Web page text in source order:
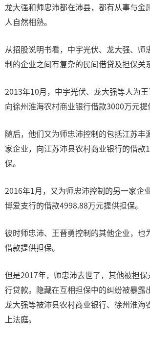
龙大强和师忠沛都在沛县，都有从事与金
人自然相熟。
从招股说明书看，中宇光伏、龙大强、师
制的企业之间有复杂的民间借贷及担保关
2013年10月，中宇光伏、龙大强等人为王
向徐州淮海农村商业银行借款3000万元提
随后，他们又为师忠沛控制的包括江苏丰
家企业，向江苏沛县农村商业银行的借款
保。
2016年1月，又为师忠沛控制的另一家企
博爱支行的借款4998.88万元提供担保。
彼时师忠沛、王晋勇控制的其他企业，也
借款提供担保。
但是2017年，师忠沛去世了，其他被担
行贷款。隐藏在互相担保中的纠纷被暴露
龙大强等被沛县农村商业银行、徐州淮海
上法庭。